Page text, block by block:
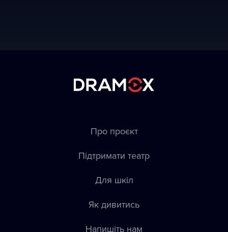
Про проєкт
Підтримати театр
Для шкіл
Як дивитись
Напишіть нам